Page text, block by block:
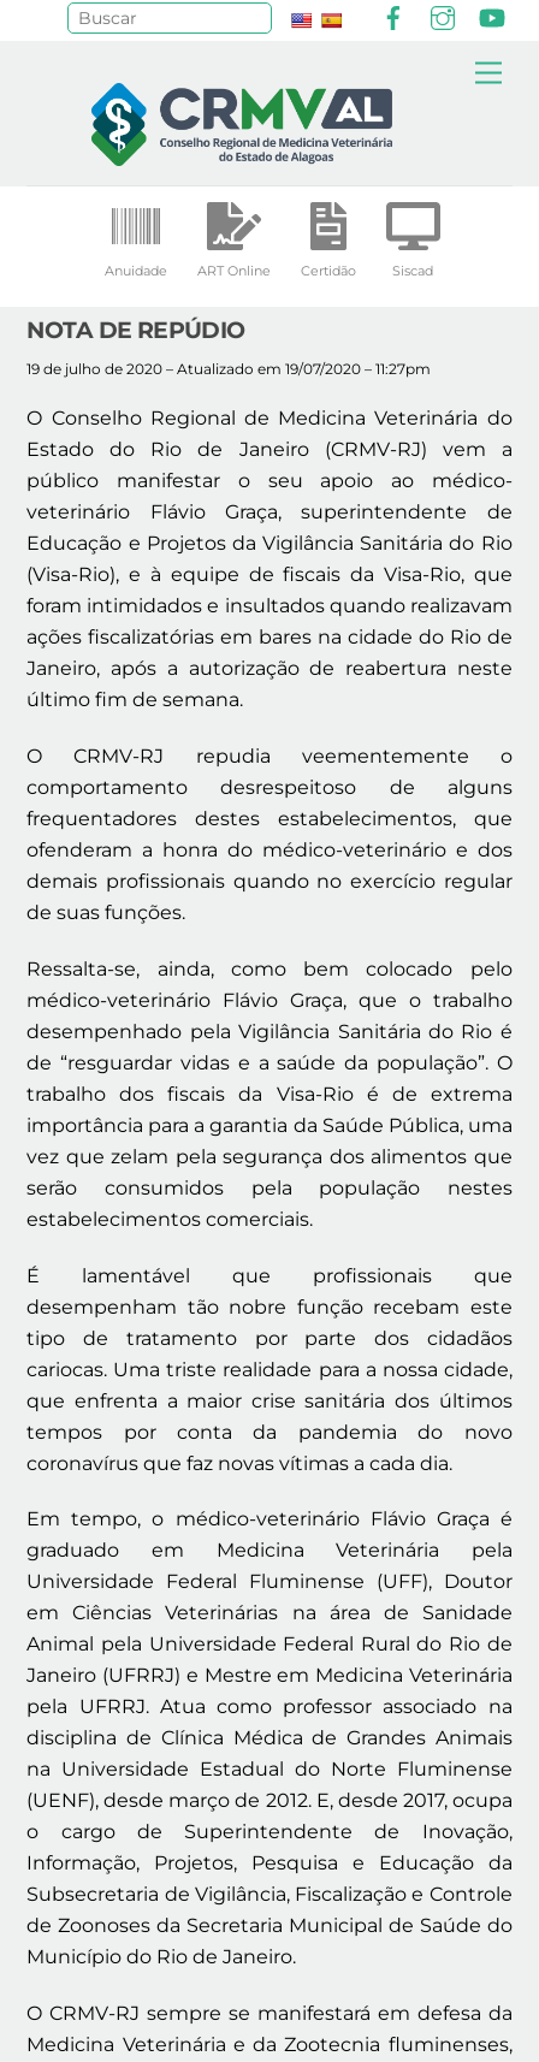
Anuidade ART Online Certidão Siscad
NOTA DE REPÚDIO
19 de julho de 2020 – Atualizado em 19/07/2020 – 11:27pm
O Conselho Regional de Medicina Veterinária do
Estado do Rio de Janeiro (CRMV-RJ) vem a
público manifestar o seu apoio ao médico-
veterinário Flávio Graça, superintendente de
Educação e Projetos da Vigilância Sanitária do Rio
(Visa-Rio), e à equipe de fiscais da Visa-Rio, que
foram intimidados e insultados quando realizavam
ações fiscalizatórias em bares na cidade do Rio de
Janeiro, após a autorização de reabertura neste
último fim de semana.
O CRMV-RJ repudia veementemente o
comportamento desrespeitoso de alguns
frequentadores destes estabelecimentos, que
ofenderam a honra do médico-veterinário e dos
demais profissionais quando no exercício regular
de suas funções.
Ressalta-se, ainda, como bem colocado pelo
médico-veterinário Flávio Graça, que o trabalho
desempenhado pela Vigilância Sanitária do Rio é
de “resguardar vidas e a saúde da população”. O
trabalho dos fiscais da Visa-Rio é de extrema
importância para a garantia da Saúde Pública, uma
vez que zelam pela segurança dos alimentos que
serão consumidos pela população nestes
estabelecimentos comerciais.
É lamentável que profissionais que
desempenham tão nobre função recebam este
tipo de tratamento por parte dos cidadãos
cariocas. Uma triste realidade para a nossa cidade,
que enfrenta a maior crise sanitária dos últimos
tempos por conta da pandemia do novo
coronavírus que faz novas vítimas a cada dia.
Em tempo, o médico-veterinário Flávio Graça é
graduado em Medicina Veterinária pela
Universidade Federal Fluminense (UFF), Doutor
em Ciências Veterinárias na área de Sanidade
Animal pela Universidade Federal Rural do Rio de
Janeiro (UFRRJ) e Mestre em Medicina Veterinária
pela UFRRJ. Atua como professor associado na
disciplina de Clínica Médica de Grandes Animais
na Universidade Estadual do Norte Fluminense
(UENF), desde março de 2012. E, desde 2017, ocupa
o cargo de Superintendente de Inovação,
Informação, Projetos, Pesquisa e Educação da
Subsecretaria de Vigilância, Fiscalização e Controle
de Zoonoses da Secretaria Municipal de Saúde do
Município do Rio de Janeiro.
O CRMV-RJ sempre se manifestará em defesa da
Medicina Veterinária e da Zootecnia fluminenses,